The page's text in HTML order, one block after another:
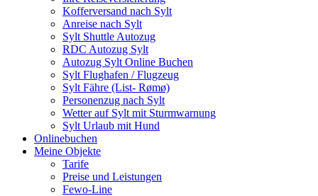
Kofferversand nach Sylt
Anreise nach Sylt
Sylt Shuttle Autozug
RDC Autozug Sylt
Autozug Sylt Online Buchen
Sylt Flughafen / Flugzeug
Sylt Fähre (List- Rømø)
Personenzug nach Sylt
Wetter auf Sylt mit Sturmwarnung
Sylt Urlaub mit Hund
Onlinebuchen
Meine Objekte
Tarife
Preise und Leistungen
Fewo-Line